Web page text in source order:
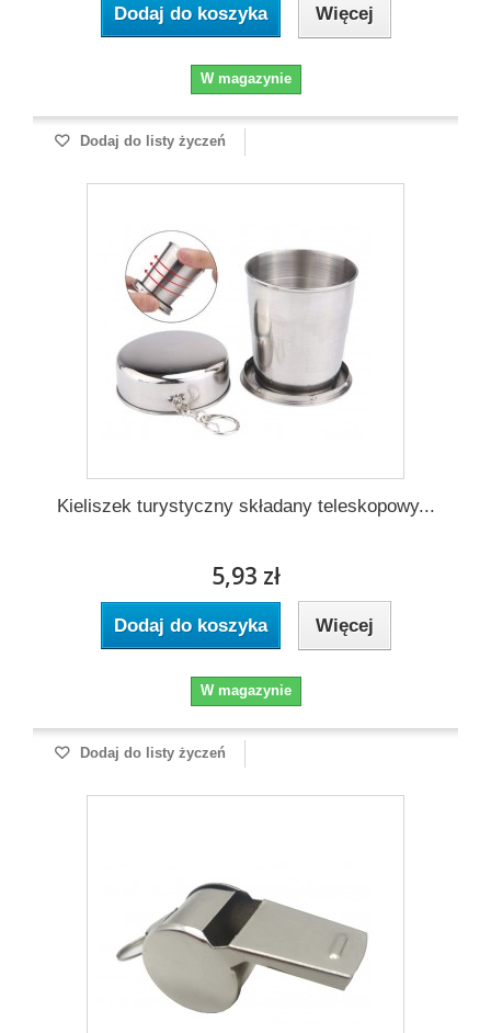
Dodaj do koszyka Więcej
W magazynie
Dodaj do listy życzeń
Kieliszek turystyczny składany teleskopowy...
5,93 zł
Dodaj do koszyka Więcej
W magazynie
Dodaj do listy życzeń